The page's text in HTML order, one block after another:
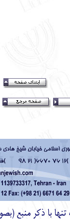
تنها با ذكر منبع